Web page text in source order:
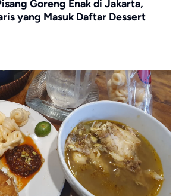
Goreng Enak di Jakarta,
yang Masuk Daftar Dessert